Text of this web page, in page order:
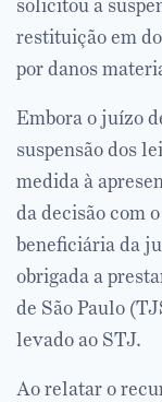
solicitou a
restituição em
por danos
Embora o juízo
suspensão dos
medida à
da decisão com
beneficiária da
obrigada a
de São Paulo
levado ao STJ.
Ao relatar o